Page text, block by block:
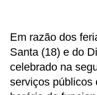
Em razão dos
Santa (18) e do
celebrado na
serviços públicos